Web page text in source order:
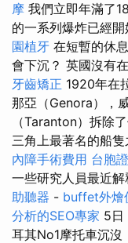
摩 我們立即年滿了
的一系列爆炸已經開
園植牙 在短暫的休
會下沉？ 英國沒有
牙齒矯正 1920年在
那亞（Genora），
（Taranton）拆除
三角上最著名的船
內障手術費用 台胞
一些研究人員最近
助聽器 - buffet外燴
分析的SEO專家 5日
耳其No1摩托車沉沒